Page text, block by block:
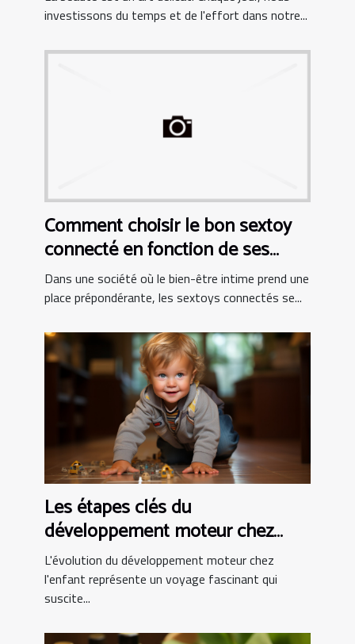
investissons du temps et de l'effort dans notre...
Comment choisir le bon sextoy
connecté en fonction de ses
besoins personnels
Dans une société où le bien-être intime prend une
place prépondérante, les sextoys connectés se...
Les étapes clés du
développement moteur chez
l'enfant
L'évolution du développement moteur chez
l'enfant représente un voyage fascinant qui
suscite...